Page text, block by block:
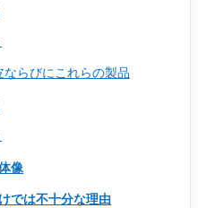
らびにこれらの製品
像
では不十分な理由